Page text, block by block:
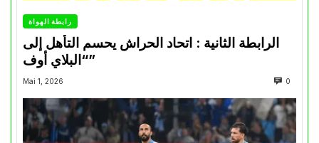
رابطة الهواة
الرابطة الثانية : اتحاد الحراش يحسم التأهل إلى
“البلاي أوف”
Mai 1, 2026 0